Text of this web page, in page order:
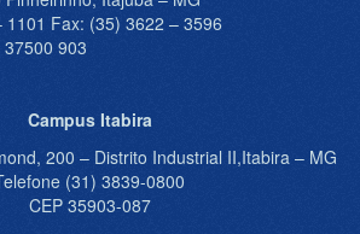
Fax: (35) 3622 – 3596
903
Campus Itabira
200 – Distrito Industrial II,Itabira – MG
(31) 3839-0800
CEP 35903-087